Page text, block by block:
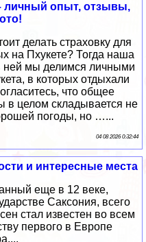
личный опыт, отзывы,
делать страховку для
на Пхукете? Тогда наша
ней мы делимся личными
в которых отдыхали
что общее
в целом складывается не
погоды, но …...
04 08 2026 0:32:44
и интересные места
еще в 12 веке,
Саксония, всего
стал известен во всем
первого в Европе